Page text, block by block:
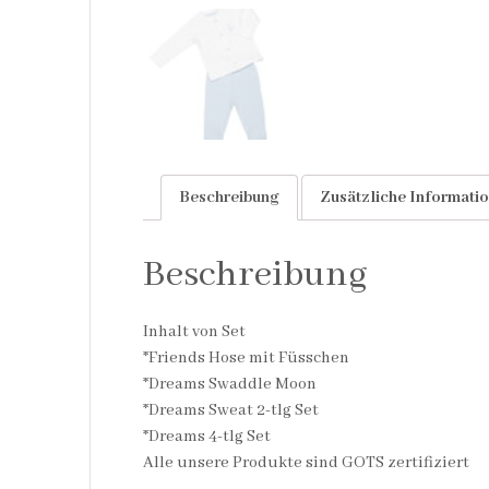
Beschreibung Zusätzliche
Beschreibung
Inhalt von Set
*Friends Hose mit Füsschen
*Dreams Swaddle Moon
*Dreams Sweat 2-tlg Set
*Dreams 4-tlg Set
Alle unsere Produkte sind GOTS zertifiziert